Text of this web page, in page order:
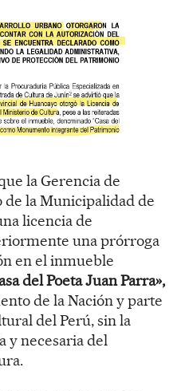
la Gerencia de
la Municipalidad de
licencia de
una prórroga
en el inmueble
del Poeta Juan Parra»,
de la Nación y parte
del Perú, sin la
y necesaria del